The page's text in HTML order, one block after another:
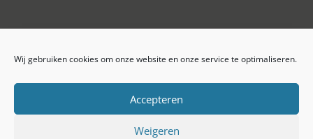
Wij gebruiken cookies om onze website en onze service te optimaliseren.
Accepteren
Weigeren
ONLINE ARCHIEF
Privacy beleid